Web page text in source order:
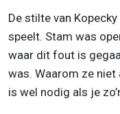
De stilte van
speelt. Stam was
waar dit fout is
was. Waarom ze
is wel nodig als je